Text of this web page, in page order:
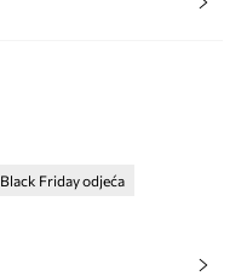
Black Friday odjeća